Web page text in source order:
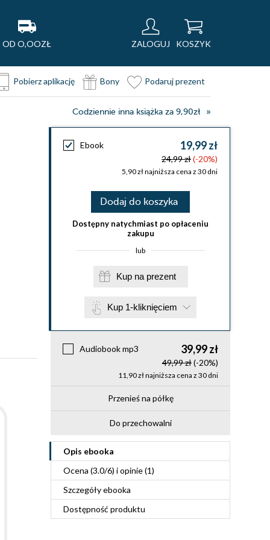
OD O,OOZŁ ZALOGUJ KOSZYK
Pobierz aplikację Bony Podaruj prezent
Codziennie inna książka za 9,90zł
Ebook 19,99 zł
24,99 zł(-20%)
5,90 zł najniższa cena z 30 dni
Dodaj do koszyka
Dostępny natychmiast po opłaceniu
zakupu
lub
Kup na prezent
Kup 1-kliknięciem
Audiobook mp3 39,99 zł
49,99 zł(-20%)
11,90 zł najniższa cena z 30 dni
Przenieś na półkę
Do przechowalni
Opis ebooka
Ocena (3.0/6) i opinie (1)
Szczegółyebooka
Dostępność produktu